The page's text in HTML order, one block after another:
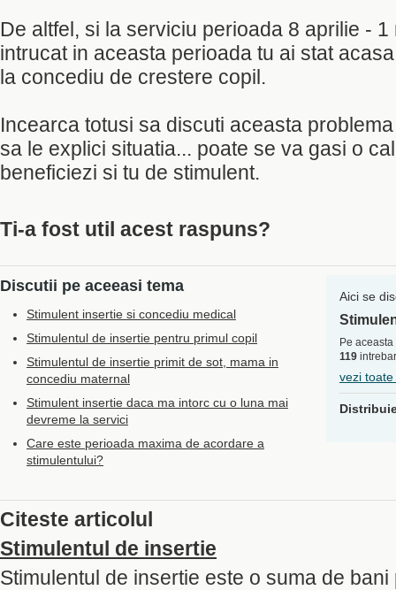
De altfel, si la serviciu perioada 8 aprilie -
intrucat in aceasta perioada tu ai stat
la concediu de crestere copil.
Incearca totusi sa discuti aceasta
sa le explici situatia... poate se va gasi o
beneficiezi si tu de stimulent.
Ti-a fost util acest raspuns?
Discutii pe aceeasi tema
Stimulent insertie si concediu medical
Stimulentul de insertie pentru primul copil
Stimulentul de insertie primit de sot, mama in
concediu maternal
Stimulent insertie daca ma intorc cu o luna mai
devreme la servici
Care este perioada maxima de acordare a
stimulentului?
Aici se
Pe
119
vezi
Citeste articolul
Stimulentul de insertie
Stimulentul de insertie este o suma de